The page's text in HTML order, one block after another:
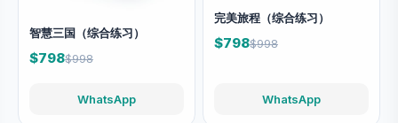
智慧三国（综合练习）
$798$998
WhatsApp
完美旅程（综合练习）
$798$998
WhatsApp